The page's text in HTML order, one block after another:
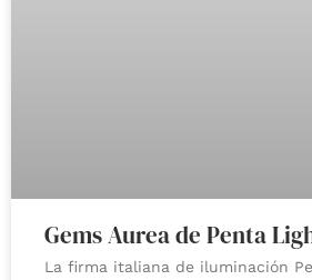
Gems Aurea de Penta
La firma italiana de iluminación